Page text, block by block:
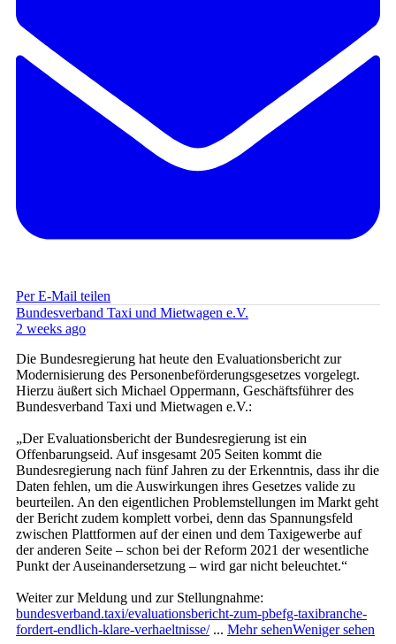
Per E-Mail teilen
Bundesverband Taxi und Mietwagen e.V.
2 weeks ago
Die Bundesregierung hat heute den Evaluationsbericht zur
Modernisierung des Personenbeförderungsgesetzes vorgelegt.
Hierzu äußert sich Michael Oppermann, Geschäftsführer des
Bundesverband Taxi und Mietwagen e.V.:
„Der Evaluationsbericht der Bundesregierung ist ein
Offenbarungseid. Auf insgesamt 205 Seiten kommt die
Bundesregierung nach fünf Jahren zu der Erkenntnis, dass ihr die
Daten fehlen, um die Auswirkungen ihres Gesetzes valide zu
beurteilen. An den eigentlichen Problemstellungen im Markt geht
der Bericht zudem komplett vorbei, denn das Spannungsfeld
zwischen Plattformen auf der einen und dem Taxigewerbe auf
der anderen Seite – schon bei der Reform 2021 der wesentliche
Punkt der Auseinandersetzung – wird gar nicht beleuchtet.“
Weiter zur Meldung und zur Stellungnahme:
bundesverband.taxi/evaluationsbericht-zum-pbefg-taxibranche-
fordert-endlich-klare-verhaeltnisse/ ... Mehr sehenWeniger sehen